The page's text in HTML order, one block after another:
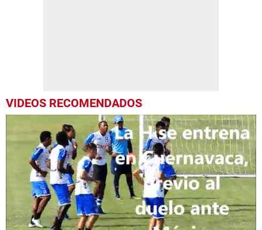
VIDEOS RECOMENDADOS